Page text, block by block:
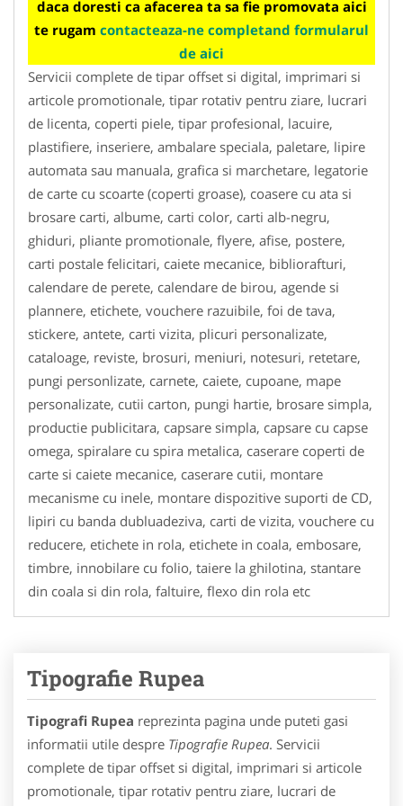
daca doresti ca afacerea ta sa fie promovata aici
te rugam contacteaza-ne completand formularul
de aici
Servicii complete de tipar offset si digital, imprimari si
articole promotionale, tipar rotativ pentru ziare, lucrari
de licenta, coperti piele, tipar profesional, lacuire,
plastifiere, inseriere, ambalare speciala, paletare, lipire
automata sau manuala, grafica si marchetare, legatorie
de carte cu scoarte (coperti groase), coasere cu ata si
brosare carti, albume, carti color, carti alb-negru,
ghiduri, pliante promotionale, flyere, afise, postere,
carti postale felicitari, caiete mecanice, bibliorafturi,
calendare de perete, calendare de birou, agende si
plannere, etichete, vouchere razuibile, foi de tava,
stickere, antete, carti vizita, plicuri personalizate,
cataloage, reviste, brosuri, meniuri, notesuri, retetare,
pungi personlizate, carnete, caiete, cupoane, mape
personalizate, cutii carton, pungi hartie, brosare simpla,
productie publicitara, capsare simpla, capsare cu capse
omega, spiralare cu spira metalica, caserare coperti de
carte si caiete mecanice, caserare cutii, montare
mecanisme cu inele, montare dispozitive suporti de CD,
lipiri cu banda dubluadeziva, carti de vizita, vouchere cu
reducere, etichete in rola, etichete in coala, embosare,
timbre, innobilare cu folio, taiere la ghilotina, stantare
din coala si din rola, faltuire, flexo din rola etc
Tipografie Rupea
Tipografi Rupea reprezinta pagina unde puteti gasi
informatii utile despre Tipografie Rupea. Servicii
complete de tipar offset si digital, imprimari si articole
promotionale, tipar rotativ pentru ziare, lucrari de